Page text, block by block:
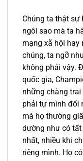
Chúng ta thật sự
ngôi sao mà ta
mạng xã hội hay
chúng, ta ngỡ
không phải vậy.
quốc gia,
những chàng
phải tự mình đối
mà họ thường
dường như có
nhất, nhiều khi
riêng mình. Họ